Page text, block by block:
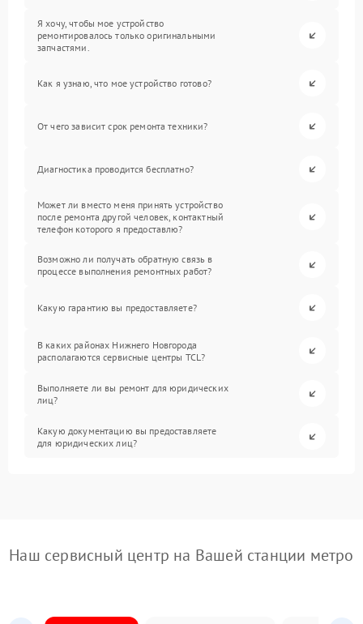
Я хочу, чтобы мое устройство
ремонтировалось только оригинальными
запчастями.
Как я узнаю, что мое устройство готово?
От чего зависит срок ремонта техники?
Диагностика проводится бесплатно?
Может ли вместо меня принять устройство
после ремонта другой человек, контактный
телефон которого я предоставлю?
Возможно ли получать обратную связь в
процессе выполнения ремонтных работ?
Какую гарантию вы предоставляете?
В каких районах Нижнего Новгорода
располагаются сервисные центры TCL?
Выполняете ли вы ремонт для юридических
лиц?
Какую документацию вы предоставляете
для юридических лиц?
Наш сервисный центр на Вашей станции метро